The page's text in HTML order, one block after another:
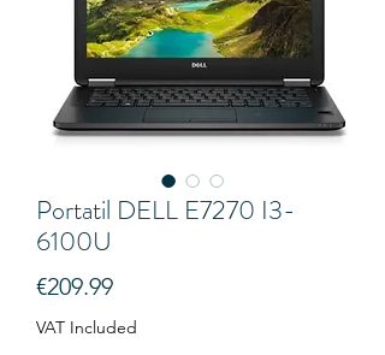
Portatil DELL E7270 I3-
6100U
€209.99Price
VAT Included